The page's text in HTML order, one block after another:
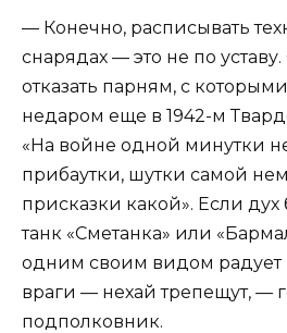
— Конечно, расписывать
снарядах — это не по
отказать парням, с
недаром еще в 1942-м
«На войне одной минутки
прибаутки, шутки самой
присказки какой». Если
танк «Сметанка» или
одним своим видом радует
враги — нехай трепещут, —
подполковник.